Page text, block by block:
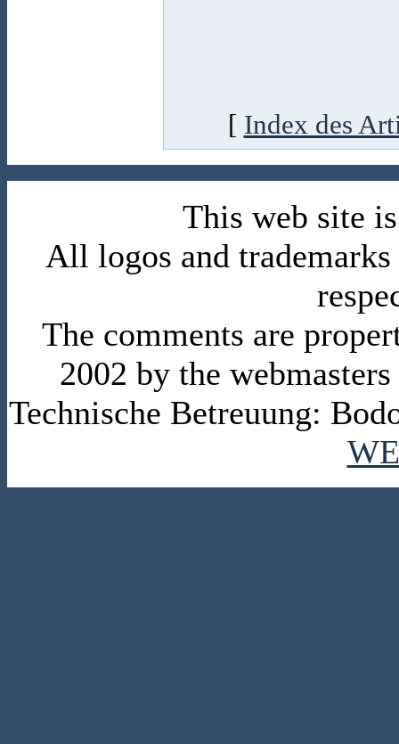
[ Index des
This web site
All logos and
The comments are
2002 by the
Technische Betreuung: